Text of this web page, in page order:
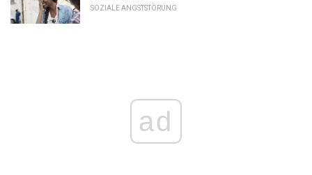
SOZIALE ANGSTSTÖRUNG
ad